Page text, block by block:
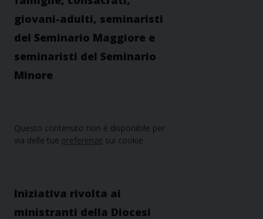
giovani-adulti, seminaristi
del Seminario Maggiore e
seminaristi del Seminario
Minore
Questo contenuto non è disponibile per
via delle tue preferenze sui cookie
Iniziativa rivolta ai
ministranti della Diocesi